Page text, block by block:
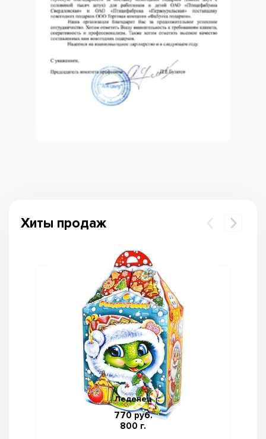
Хиты продаж
Леденец
770 руб.
800 г.